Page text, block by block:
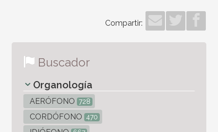
Compartir:
Buscador
Organología
AERÓFONO 728
CORDÓFONO 470